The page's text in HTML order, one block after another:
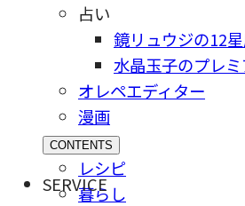
占い
鏡リュウジの12
水晶玉子のプレ
オレペエディター
漫画
CONTENTS
レシピ
暮らし
SERVICE